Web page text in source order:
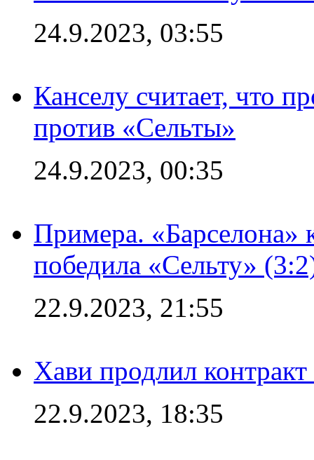
24.9.2023, 03:55
Канселу считает, что
против «Сельты»
24.9.2023, 00:35
Примера. «Барселона»
победила «Сельту»
22.9.2023, 21:55
Хави продлил
22.9.2023, 18:35